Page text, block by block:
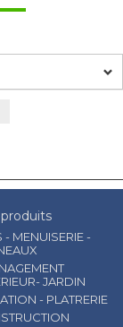
- MENUISERIE -
JARDIN
- PLATRERIE